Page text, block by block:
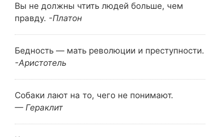
Вы не должны чтить людей больше, чем
правду. -Платон
Бедность — мать революции и преступности.
-Аристотель
Собаки лают на то, чего не понимают.
— Гераклит